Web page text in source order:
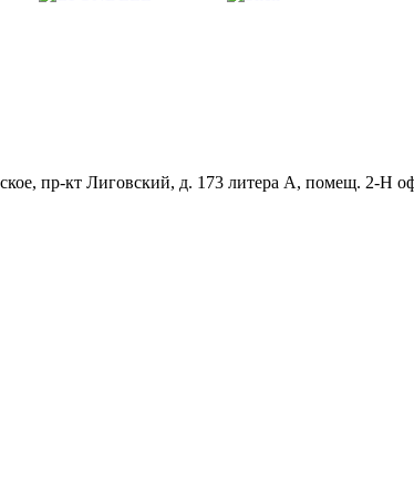
пр-кт Лиговский, д. 173 литера А, помещ. 2-Н